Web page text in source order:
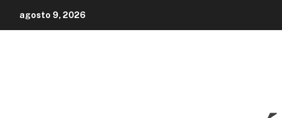
agosto 9, 2026